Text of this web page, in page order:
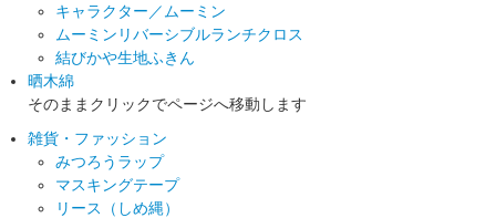
キャラクター／ムーミン
ムーミンリバーシブルランチクロス
結びかや生地ふきん
晒木綿
そのままクリックでページへ移動します
雑貨・ファッション
みつろうラップ
マスキングテープ
リース（しめ縄）